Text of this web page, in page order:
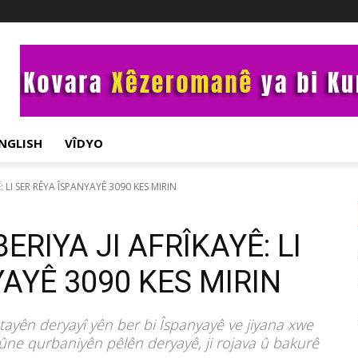
VÎDYO
SER RÊYA ÎSPANYAYÊ 3090 KES MIRIN
JI AFRÎKAYÊ: LI
3090 KES MIRIN
deryayî yên ber bi Îspanyayê ve jiyana xwe
qurbaniyên pêlên deryayê, ji rojava û bakurê